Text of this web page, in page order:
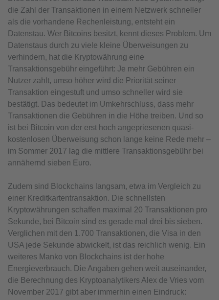
die Zahl der Transaktionen in einem Netzwerk schneller
als die vorhandene Rechenleistung, entsteht ein
Datenstau. Wer Bitcoins besitzt, kennt dieses Problem. Um
Datenstaus durch zu viele kleine Überweisungen zu
verhindern, hat die Kryptowährung eine
Transaktionsgebühr eingeführt: Je mehr Gebühren ein
Nutzer zahlt, umso höher wird die Priorität seiner
Transaktion eingestuft und umso schneller wird sie
bestätigt. Das bedeutet im Umkehrschluss, dass mehr
Transaktionen die Gebühren in die Höhe treiben. Und so
ist bei Bitcoin von der erst hoch angepriesenen quasi-
kostenlosen Überweisung schon lange keine Rede mehr –
im Sommer 2017 lag die mittlere Transaktionsgebühr bei
annähernd sieben Euro.
Zudem sind Blockchains langsam, etwa im Vergleich zu
einer Kreditkartentransaktion. Die schnellsten
Kryptowährungen schaffen maximal 20 Transaktionen pro
Sekunde, bei Bitcoin sind es gerade mal drei bis sieben.
Verglichen mit den 1.700 Transaktionen, die Visa in den
USA jede Sekunde abwickelt, ist das reichlich wenig. Ein
weiteres Manko von Blockchains ist der hohe
Energieverbrauch. Die Angaben gehen weit auseinander,
die Berechnung des Kryptoanalytikers Alex de Vries vom
November 2017 gibt aber immerhin einen Eindruck: